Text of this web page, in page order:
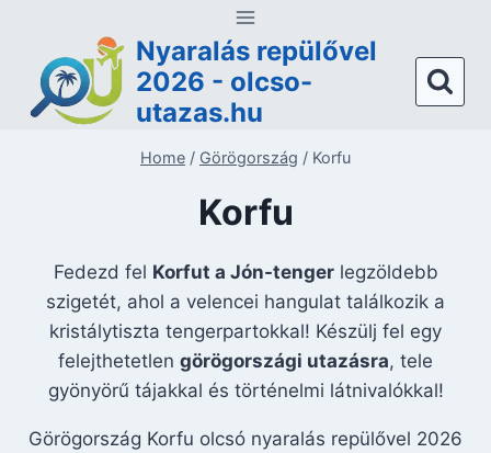
content
Nyaralás repülővel
2026 - olcso-
utazas.hu
Home / Görögország / Korfu
Korfu
Fedezd fel Korfut a Jón-tengerlegzöldebb
szigetét, ahol a velencei hangulat találkozik a
kristálytiszta tengerpartokkal! Készülj fel egy
felejthetetlen görögországi utazásra, tele
gyönyörű tájakkal és történelmi látnivalókkal!
Görögország Korfu olcsó nyaralás repülővel 2026